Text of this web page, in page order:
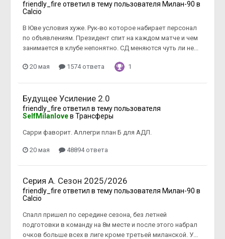
friendly_fire ответил в тему пользователя Милан-90 в
Calcio
В Юве условия хуже. Рук-во которое набирает персонал
по объявлениям. Президент спит на каждом матче и чем
занимается в клубе непонятно. СД меняются чуть ли не...
20 мая 1574 ответа 1
Будущее Усиление 2.0
friendly_fire ответил в тему пользователя
SelfMilanloveв Трансферы
Сарри фаворит. Аллегри план Б для АДЛ.
20 мая 48894 ответа
Серия А. Сезон 2025/2026
friendly_fire ответил в тему пользователя Милан-90 в
Calcio
Спалл пришел по середине сезона, без летней
подготовки в команду на 8м месте и после этого набрал
очков больше всех в лиге кроме третьей миланской. У...